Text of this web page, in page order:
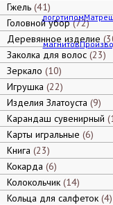
логотипом
магнитов
Гжель 41
Головной убор 72
Деревянное изделие
Заколка для волос 23
Зеркало 10
Игрушка 22
Изделия Златоуста 9
Карандаш сувенирный
Карты игральные 6
Книга 23
Кокарда 6
Колокольчик 14
Кольца для салфеток 4